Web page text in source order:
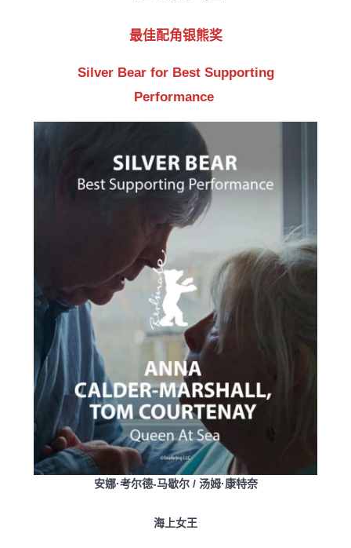
最佳配角银熊奖
Silver Bear for Best Supporting
Performance
安娜·考尔德-马歇尔 / 汤姆·康特奈
海上女王